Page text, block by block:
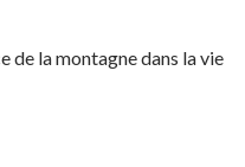
de la montagne dans la vie